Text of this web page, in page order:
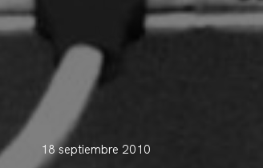
18 septiembre 2010